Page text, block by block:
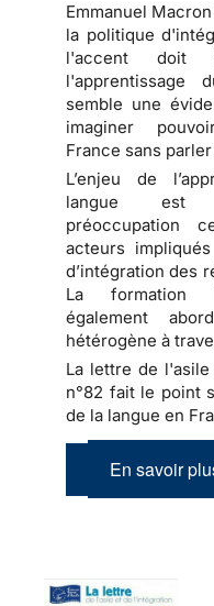
Emmanuel
la politique
l'accent
l'apprentissage
semble une
imaginer
France sans
L’enjeu de
langue est
préoccupation
acteurs
d’intégration des
La formation
également
hétérogène à
La lettre de
n°82 fait le point
de la langue en
En savoir